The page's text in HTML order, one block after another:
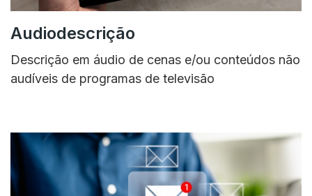
Audiodescrição
Descrição em áudio de cenas e/ou conteúdos não
audíveis de programas de televisão